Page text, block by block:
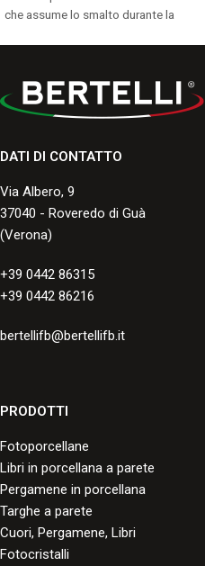
che assume lo smalto durante la
DATI DI CONTATTO
Via Albero, 9
37040 - Roveredo di Guà
(Verona)
+39 0442 86315
+39 0442 86216
bertellifb@bertellifb.it
PRODOTTI
Fotoporcellane
Libri in porcellana a parete
Pergamene in porcellana
Targhe a parete
Cuori, Pergamene, Libri
Fotocristalli